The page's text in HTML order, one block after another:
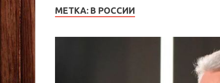
МЕТКА: В РОССИИ